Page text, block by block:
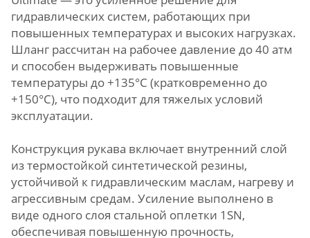
гидравлических систем, работающих при
повышенных температурах и высоких нагрузках.
Шланг рассчитан на рабочее давление до 40 атм
и способен выдерживать повышенные
температуры до +135°C (кратковременно до
+150°C), что подходит для тяжелых условий
эксплуатации.
Конструкция рукава включает внутренний слой
из термостойкой синтетической резины,
устойчивой к гидравлическим маслам, нагреву и
агрессивным средам. Усиление выполнено в
виде одного слоя стальной оплетки 1SN,
обеспечивая повышенную прочность,